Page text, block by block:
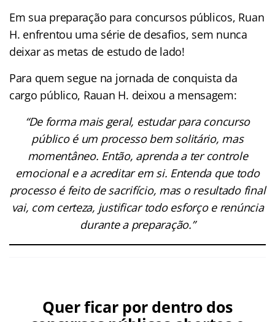
Em sua preparação para concursos públicos, Ruan
H. enfrentou uma série de desafios, sem nunca
deixar as metas de estudo de lado!
Para quem segue na jornada de conquista da
cargo público, Rauan H. deixou a mensagem:
“De forma mais geral, estudar para concurso
público é um processo bem solitário, mas
momentâneo. Então, aprenda a ter controle
emocional e a acreditar em si. Entenda que todo
processo é feito de sacrifício, mas o resultado final
vai, com certeza, justificar todo esforço e renúncia
durante a preparação.”
Quer ficar por dentro dos